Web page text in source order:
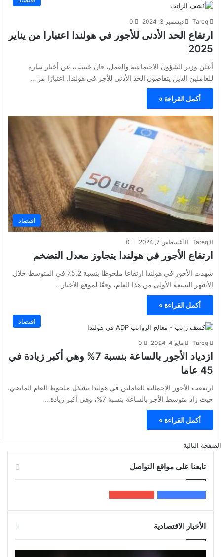
Tareq ديسمبر 3, 2024 0
ارتفاع الحد الأدنى للأجور في هولندا اعتبارا من يناير
2025
أعلن وزير الشؤون الاجتماعية والعمل، فان خينيب، عن أخبار سارة
للعاملين الذين يتقاضون الحد الأدنى للأجر في هولندا. اعتبارًا من…
أكمل القراءة »
اقتصاد
Tareq أغسطس 7, 2024 0
ارتفاع الأجور في هولندا يتجاوز معدل التضخم
شهدت الأجور في هولندا ارتفاعا ملحوظا بنسبة 5.2٪ في المتوسط خلال
الأشهر السبعة الأولى من هذا العام، وفقًا لموقع الأخبار…
أكمل القراءة »
اقتصاد
Tareq مايو 4, 2024 0
ازدياد الأجور بالساعة بنسبة 7% وهي أكبر زيادة في
45 عاما
ارتفعت الأجور الإجمالية للعاملين في هولندا بشكل ملحوظ العام الماضي.
حيث زاد متوسط ​​الأجر بالساعة بنسبة 7%، وهي أكبر زيادة…
أكمل القراءة »
الصفحة التالية
تابعنا على مواقع التواصل
الأخبار الاقتصادية